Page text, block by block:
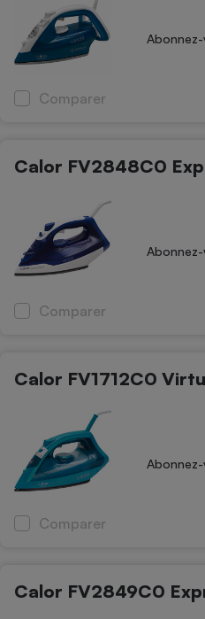
Comparer
Calor FV2848C0
Comparer
Calor FV1712C0
Comparer
Calor FV2849C0